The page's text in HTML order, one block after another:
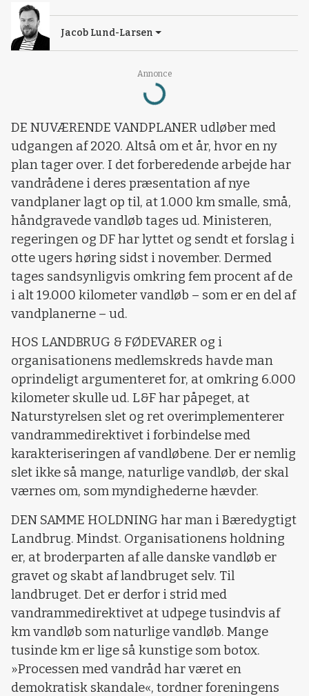
Annonce
Loading...
Jacob Lund-Larsen
DE NUVÆRENDE VANDPLANER udløber med
udgangen af 2020. Altså om et år, hvor en ny
plan tager over. I det forberedende arbejde har
vandrådene i deres præsentation af nye
vandplaner lagt op til, at 1.000 km smalle, små,
håndgravede vandløb tages ud. Ministeren,
regeringen og DF har lyttet og sendt et forslag i
otte ugers høring sidst i november. Dermed
tages sandsynligvis omkring fem procent af de
i alt 19.000 kilometer vandløb – som er en del af
vandplanerne – ud.
HOS LANDBRUG & FØDEVARER og i
organisationens medlemskreds havde man
oprindeligt argumenteret for, at omkring 6.000
kilometer skulle ud. L&F har påpeget, at
Naturstyrelsen slet og ret overimplementerer
vandrammedirektivet i forbindelse med
karakteriseringen af vandløbene. Der er nemlig
slet ikke så mange, naturlige vandløb, der skal
værnes om, som myndighederne hævder.
DEN SAMME HOLDNING har man i Bæredygtigt
Landbrug. Mindst. Organisationens holdning
er, at broderparten af alle danske vandløb er
gravet og skabt af landbruget selv. Til
landbruget. Det er derfor i strid med
vandrammedirektivet at udpege tusindvis af
km vandløb som naturlige vandløb. Mange
tusinde km er lige så kunstige som botox.
»Processen med vandråd har været en
demokratisk skandale«, tordner foreningens